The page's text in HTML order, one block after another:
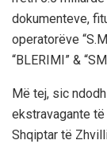
dokumenteve,
operatorëve
“BLERIMI” &
Më tej, sic
ekstravagante
Shqiptar të